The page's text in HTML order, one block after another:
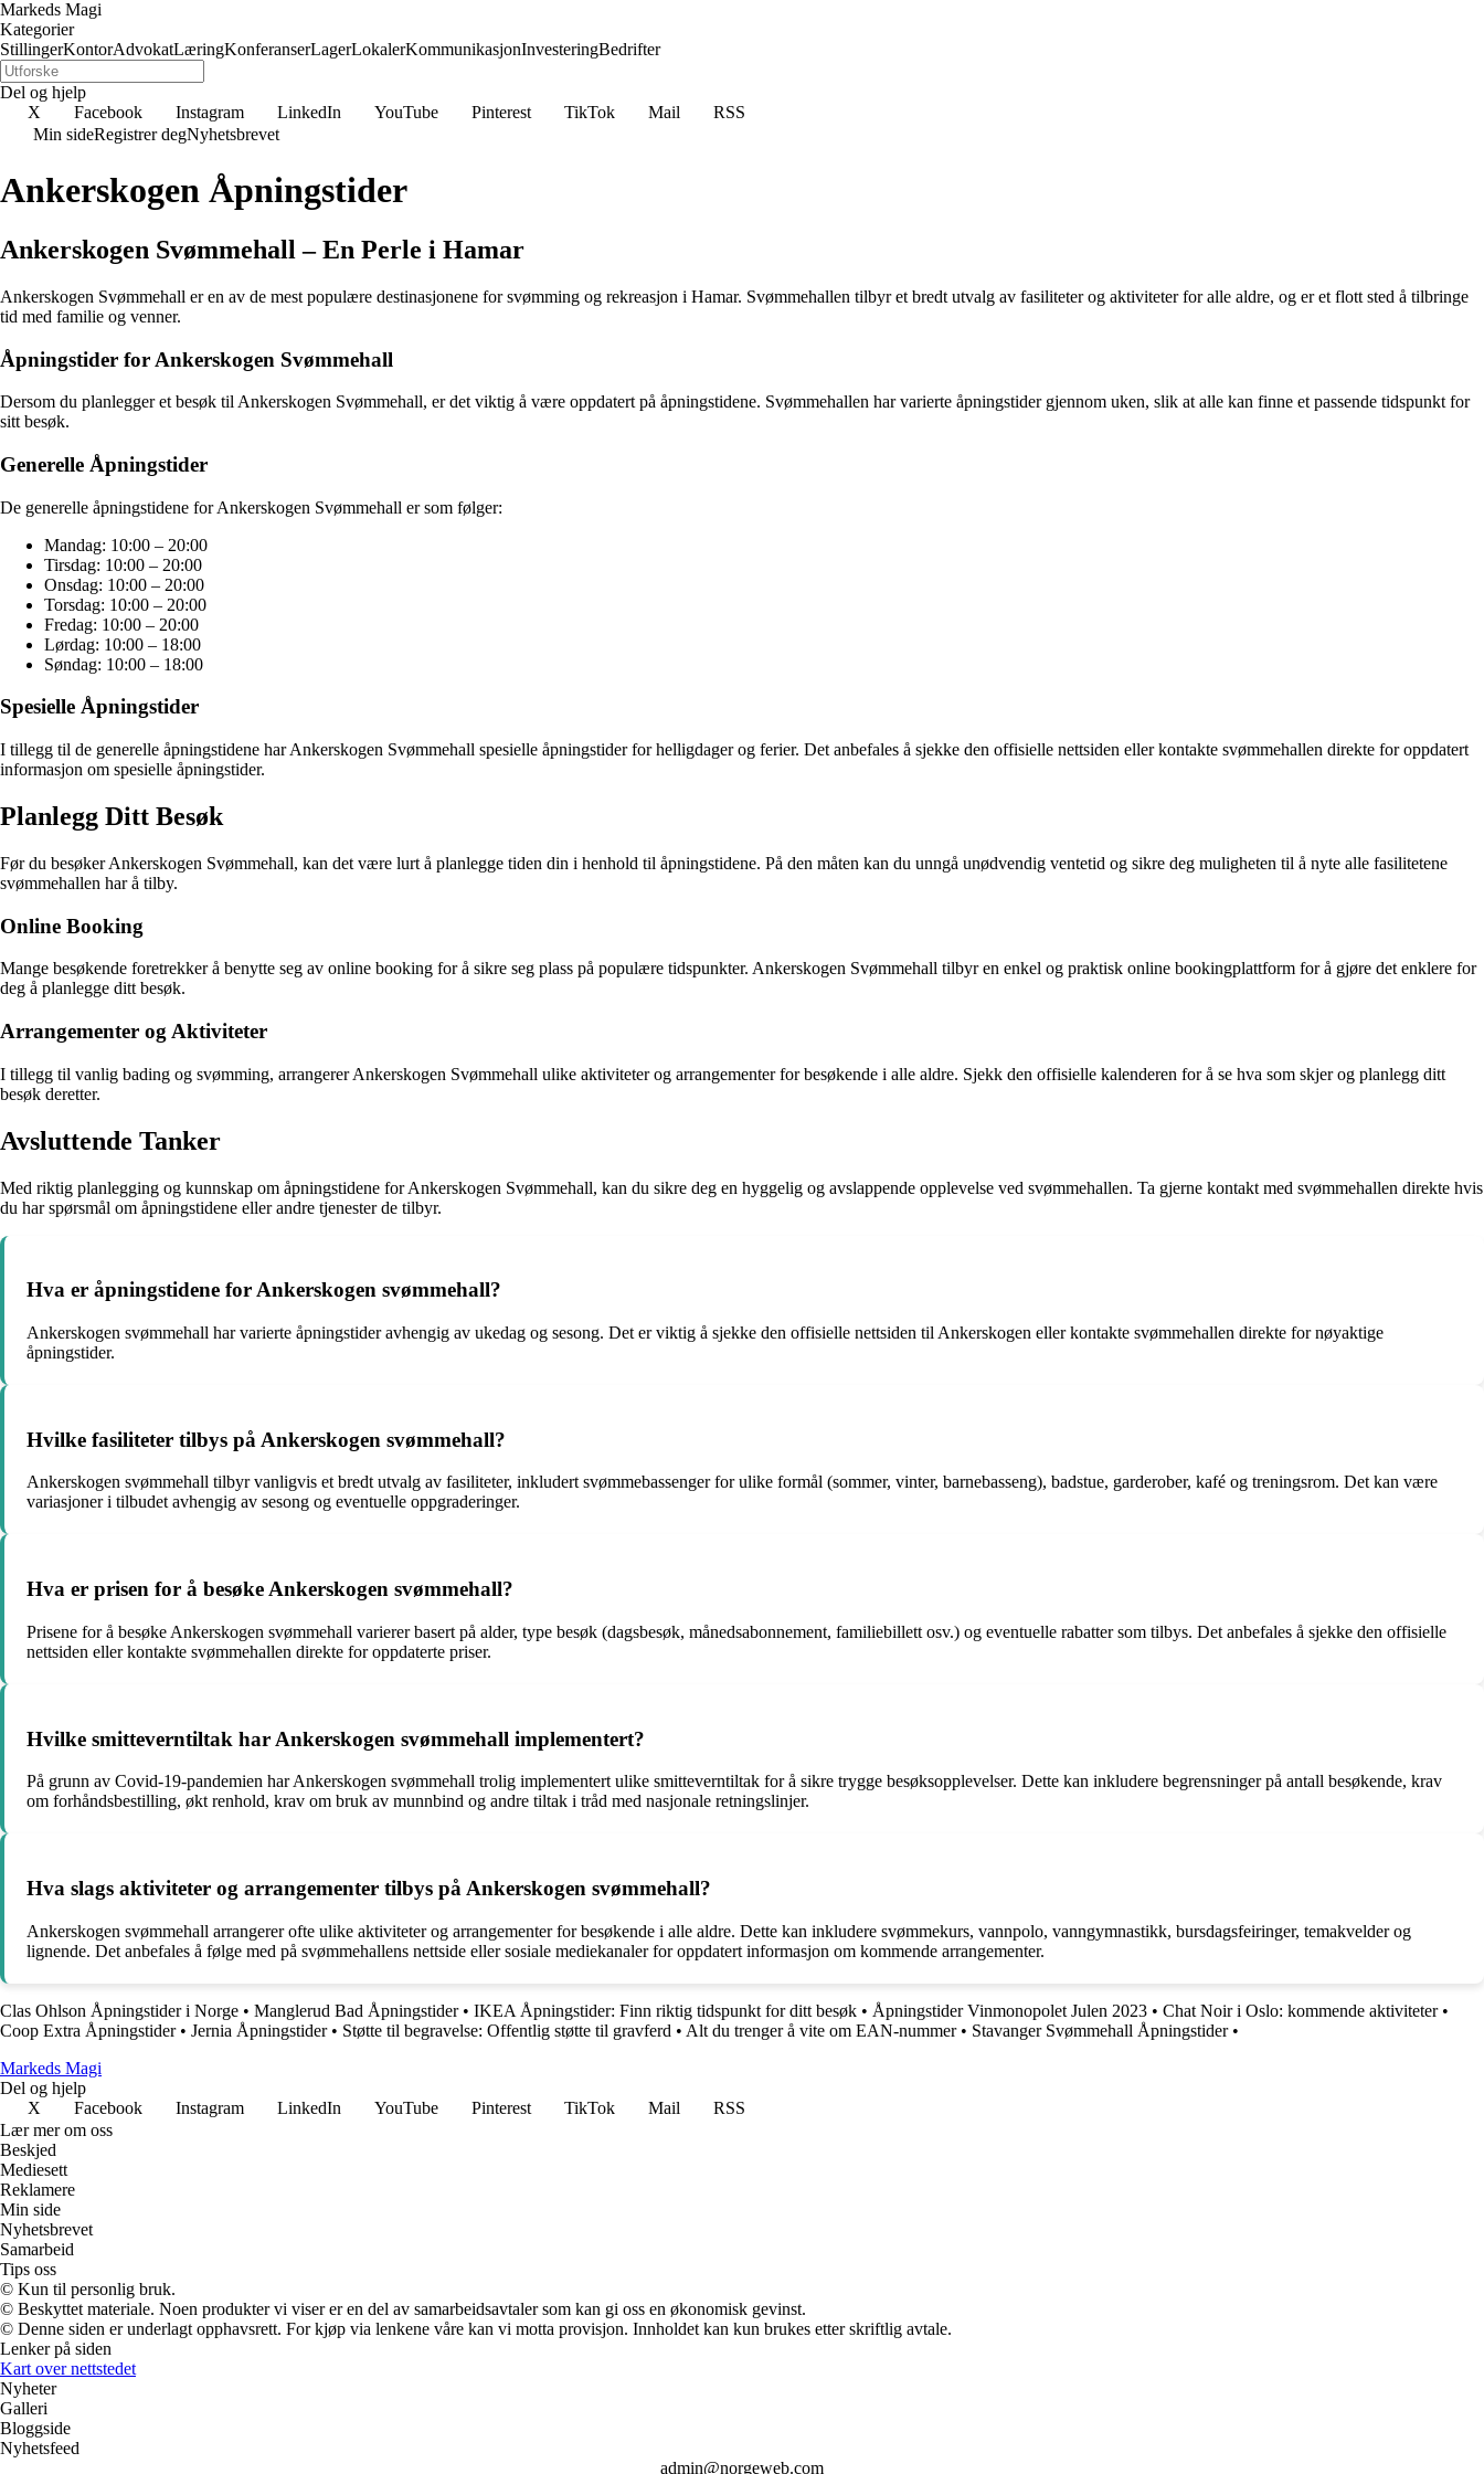
Markeds Magi
Kategorier
StillingerKontorAdvokatLæringKonferanserLagerLokalerKommunikasjonInvesteringBedrifter
Del og hjelp
X
Facebook Instagram LinkedIn YouTube Pinterest TikTok Mail
RSS
Min sideRegistrer degNyhetsbrevet
Ankerskogen Åpningstider
Ankerskogen Svømmehall – En Perle i Hamar
Ankerskogen Svømmehall er en av de mest populære destinasjonene for svømming og rekreasjon i Hamar. Svømmehallen tilbyr et bredt utvalg av fasiliteter og aktiviteter for alle aldre, og er et flott sted å tilbringe
tid med familie og venner.
Åpningstider for Ankerskogen Svømmehall
Dersom du planlegger et besøk til Ankerskogen Svømmehall, er det viktig å være oppdatert på åpningstidene. Svømmehallen har varierte åpningstider gjennom uken, slik at alle kan finne et passende tidspunkt for
sitt besøk.
Generelle Åpningstider
De generelle åpningstidene for Ankerskogen Svømmehall er som følger:
Mandag: 10:00 – 20:00
Tirsdag: 10:00 – 20:00
Onsdag: 10:00 – 20:00
Torsdag: 10:00 – 20:00
Fredag: 10:00 – 20:00
Lørdag: 10:00 – 18:00
Søndag: 10:00 – 18:00
Spesielle Åpningstider
I tillegg til de generelle åpningstidene har Ankerskogen Svømmehall spesielle åpningstider for helligdager og ferier. Det anbefales å sjekke den offisielle nettsiden eller kontakte svømmehallen direkte for oppdatert
informasjon om spesielle åpningstider.
Planlegg Ditt Besøk
Før du besøker Ankerskogen Svømmehall, kan det være lurt å planlegge tiden din i henhold til åpningstidene. På den måten kan du unngå unødvendig ventetid og sikre deg muligheten til å nyte alle fasilitetene
svømmehallen har å tilby.
Online Booking
Mange besøkende foretrekker å benytte seg av online booking for å sikre seg plass på populære tidspunkter. Ankerskogen Svømmehall tilbyr en enkel og praktisk online bookingplattform for å gjøre det enklere for
deg å planlegge ditt besøk.
Arrangementer og Aktiviteter
I tillegg til vanlig bading og svømming, arrangerer Ankerskogen Svømmehall ulike aktiviteter og arrangementer for besøkende i alle aldre. Sjekk den offisielle kalenderen for å se hva som skjer og planlegg ditt
besøk deretter.
Avsluttende Tanker
Med riktig planlegging og kunnskap om åpningstidene for Ankerskogen Svømmehall, kan du sikre deg en hyggelig og avslappende opplevelse ved svømmehallen. Ta gjerne kontakt med svømmehallen direkte hvis
du har spørsmål om åpningstidene eller andre tjenester de tilbyr.
Hva er åpningstidene for Ankerskogen svømmehall?
Ankerskogen svømmehall har varierte åpningstider avhengig av ukedag og sesong. Det er viktig å sjekke den offisielle nettsiden til Ankerskogen eller kontakte svømmehallen direkte for nøyaktige
åpningstider.
Hvilke fasiliteter tilbys på Ankerskogen svømmehall?
Ankerskogen svømmehall tilbyr vanligvis et bredt utvalg av fasiliteter, inkludert svømmebassenger for ulike formål (sommer, vinter, barnebasseng), badstue, garderober, kafé og treningsrom. Det kan være
variasjoner i tilbudet avhengig av sesong og eventuelle oppgraderinger.
Hva er prisen for å besøke Ankerskogen svømmehall?
Prisene for å besøke Ankerskogen svømmehall varierer basert på alder, type besøk (dagsbesøk, månedsabonnement, familiebillett osv.) og eventuelle rabatter som tilbys. Det anbefales å sjekke den offisielle
nettsiden eller kontakte svømmehallen direkte for oppdaterte priser.
Hvilke smitteverntiltak har Ankerskogen svømmehall implementert?
På grunn av Covid-19-pandemien har Ankerskogen svømmehall trolig implementert ulike smitteverntiltak for å sikre trygge besøksopplevelser. Dette kan inkludere begrensninger på antall besøkende, krav
om forhåndsbestilling, økt renhold, krav om bruk av munnbind og andre tiltak i tråd med nasjonale retningslinjer.
Hva slags aktiviteter og arrangementer tilbys på Ankerskogen svømmehall?
Ankerskogen svømmehall arrangerer ofte ulike aktiviteter og arrangementer for besøkende i alle aldre. Dette kan inkludere svømmekurs, vannpolo, vanngymnastikk, bursdagsfeiringer, temakvelder og
lignende. Det anbefales å følge med på svømmehallens nettside eller sosiale mediekanaler for oppdatert informasjon om kommende arrangementer.
Clas Ohlson Åpningstider i Norge • Manglerud Bad Åpningstider• IKEA Åpningstider: Finn riktig tidspunkt for ditt besøk • Åpningstider Vinmonopolet Julen 2023 • Chat Noir i Oslo: kommende aktiviteter•
Coop Extra Åpningstider• Jernia Åpningstider• Støtte til begravelse: Offentlig støtte til gravferd • Alt du trenger å vite om EAN-nummer• Stavanger Svømmehall Åpningstider•
Markeds Magi
Del og hjelp
X
Facebook Instagram LinkedIn YouTube Pinterest TikTok Mail
RSS
Lær mer om oss
Beskjed
Mediesett
Reklamere
Min side
Nyhetsbrevet
Samarbeid
Tips oss
© Kun til personlig bruk.
© Beskyttet materiale. Noen produkter vi viser er en del av samarbeidsavtaler som kan gi oss en økonomisk gevinst.
© Denne siden er underlagt opphavsrett. For kjøp via lenkene våre kan vi motta provisjon. Innholdet kan kun brukes etter skriftlig avtale.
Lenker på siden
Kart over nettstedet
Nyheter
Galleri
Bloggside
Nyhetsfeed
admin@norgeweb.com